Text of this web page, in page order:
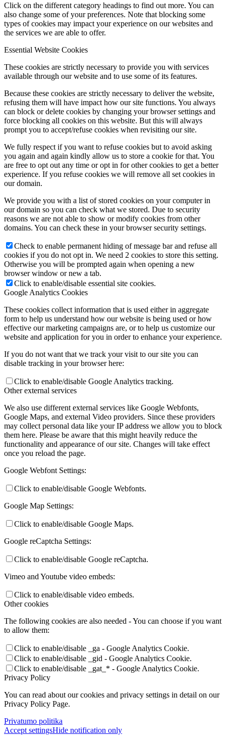
Click on the different category headings to find out more. You can
also change some of your preferences. Note that blocking some
types of cookies may impact your experience on our websites and
the services we are able to offer.
Essential Website Cookies
These cookies are strictly necessary to provide you with services
available through our website and to use some of its features.
Because these cookies are strictly necessary to deliver the website,
refusing them will have impact how our site functions. You always
can block or delete cookies by changing your browser settings and
force blocking all cookies on this website. But this will always
prompt you to accept/refuse cookies when revisiting our site.
We fully respect if you want to refuse cookies but to avoid asking
you again and again kindly allow us to store a cookie for that. You
are free to opt out any time or opt in for other cookies to get a better
experience. If you refuse cookies we will remove all set cookies in
our domain.
We provide you with a list of stored cookies on your computer in
our domain so you can check what we stored. Due to security
reasons we are not able to show or modify cookies from other
domains. You can check these in your browser security settings.
Check to enable permanent hiding of message bar and refuse all
cookies if you do not opt in. We need 2 cookies to store this setting.
Otherwise you will be prompted again when opening a new
browser window or new a tab.
Click to enable/disable essential site cookies.
Google Analytics Cookies
These cookies collect information that is used either in aggregate
form to help us understand how our website is being used or how
effective our marketing campaigns are, or to help us customize our
website and application for you in order to enhance your experience.
If you do not want that we track your visit to our site you can
disable tracking in your browser here:
Click to enable/disable Google Analytics tracking.
Other external services
We also use different external services like Google Webfonts,
Google Maps, and external Video providers. Since these providers
may collect personal data like your IP address we allow you to block
them here. Please be aware that this might heavily reduce the
functionality and appearance of our site. Changes will take effect
once you reload the page.
Google Webfont Settings:
Click to enable/disable Google Webfonts.
Google Map Settings:
Click to enable/disable Google Maps.
Google reCaptcha Settings:
Click to enable/disable Google reCaptcha.
Vimeo and Youtube video embeds:
Click to enable/disable video embeds.
Other cookies
The following cookies are also needed - You can choose if you want
to allow them:
Click to enable/disable _ga - Google Analytics Cookie.
Click to enable/disable _gid - Google Analytics Cookie.
Click to enable/disable _gat_* - Google Analytics Cookie.
Privacy Policy
You can read about our cookies and privacy settings in detail on our
Privacy Policy Page.
Privatumo politika
Accept settingsHide notification only